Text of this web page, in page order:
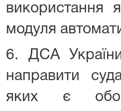
використання
модуля
6. ДСА
направити
яких є